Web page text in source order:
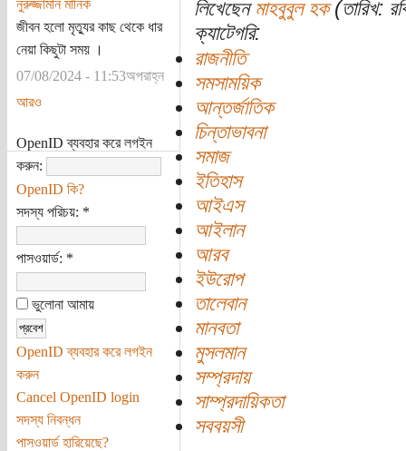
নুরুজ্জামান মানিক
জীবন হলো মৃত্যুর কাছ থেকে ধার
নেয়া কিছুটা সময় ।
07/08/2024 - 11:53অপরাহ্ন
আরও
OpenID ব্যবহার করে লগইন
করুন:
OpenID কি?
সদস্য পরিচয়: *
পাসওয়ার্ড: *
ভুলোনা আমায়
OpenID ব্যবহার করে লগইন
করুন
Cancel OpenID login
সদস্য নিবন্ধন
পাসওয়ার্ড হারিয়েছে?
লিখেছেন মাহবুবুল হক(তারিখ:
ক্যাটেগরি:
রাজনীতি
সমসাময়িক
আন্তর্জাতিক
চিন্তাভাবনা
সমাজ
ইতিহাস
আইএস
আইলান
আরব
ইউরোপ
তালেবান
মানবতা
মুসলমান
সম্প্রদায়
সাম্প্রদায়িকতা
সববয়সী